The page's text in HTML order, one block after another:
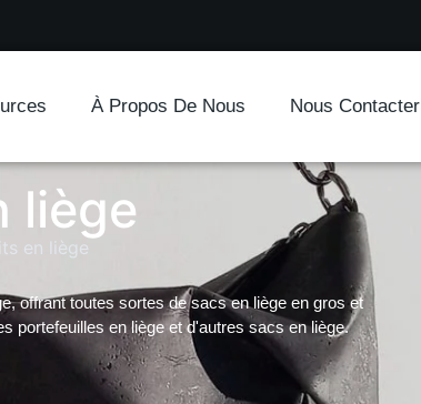
À Propos De Nous Nous Contacter
liège
en liège
offrant toutes sortes de sacs en liège en gros et
portefeuilles en liège et d'autres sacs en liège.